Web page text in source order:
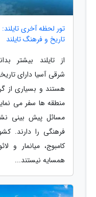
تور لحظه آخری
تاریخ و فرهنگ تایلند
از تایلند بیشتر
شرقی آسیا دارای
هستند و بسیاری از
منطقه ها سفر می
مسائل پیش بینی
فرهنگی را دارند.
کامبوج، میانمار و
همسایه نیستند...